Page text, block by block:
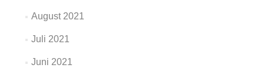
August 2021
Juli 2021
Juni 2021